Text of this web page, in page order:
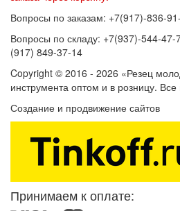
Вопросы по заказам: +7(917)-836-
Вопросы по складу: +7(937)-544-
(917) 849-37-14
Copyright © 2016 - 2026 «Резец
инструмента оптом и в розницу.
Создание и продвижение сайтов
Принимаем к оплате: